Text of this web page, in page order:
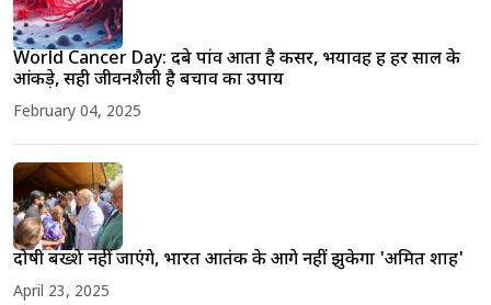
World Cancer Day: दबे पांव आता है कैंसर, भयावह हैं हर साल के
आंकड़े, सही जीवनशैली है बचाव का उपाय
February 04, 2025
दोषी बख्शे नहीं जाएंगे, भारत आतंक के आगे नहीं झुकेगा 'अमित शाह'
April 23, 2025